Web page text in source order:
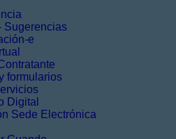
Sugerencias
e
formularios
Digital
Sede Electrónica